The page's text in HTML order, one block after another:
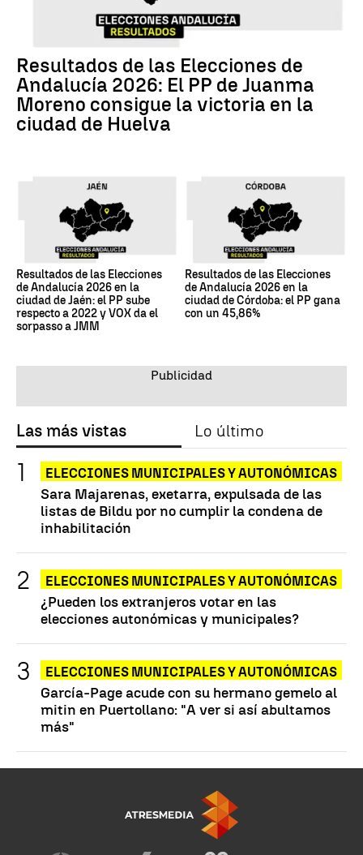
Resultados de las Elecciones de
Andalucía 2026: El PP de Juanma
Moreno consigue la victoria en la
ciudad de Huelva
Resultados de las Elecciones
de Andalucía 2026 en la
ciudad de Jaén: el PP sube
respecto a 2022 y VOX da el
sorpasso a JMM
Resultados de las Elecciones
de Andalucía 2026 en la
ciudad de Córdoba: el PP gana
con un 45,86%
Las más vistas Lo último
ELECCIONES MUNICIPALES Y AUTONÓMICAS
Sara Majarenas, exetarra, expulsada de las
listas de Bildu por no cumplir la condena de
inhabilitación
ELECCIONES MUNICIPALES Y AUTONÓMICAS
¿Pueden los extranjeros votar en las
elecciones autonómicas y municipales?
ELECCIONES MUNICIPALES Y AUTONÓMICAS
García-Page acude con su hermano gemelo al
mitin en Puertollano: "A ver si así abultamos
más"